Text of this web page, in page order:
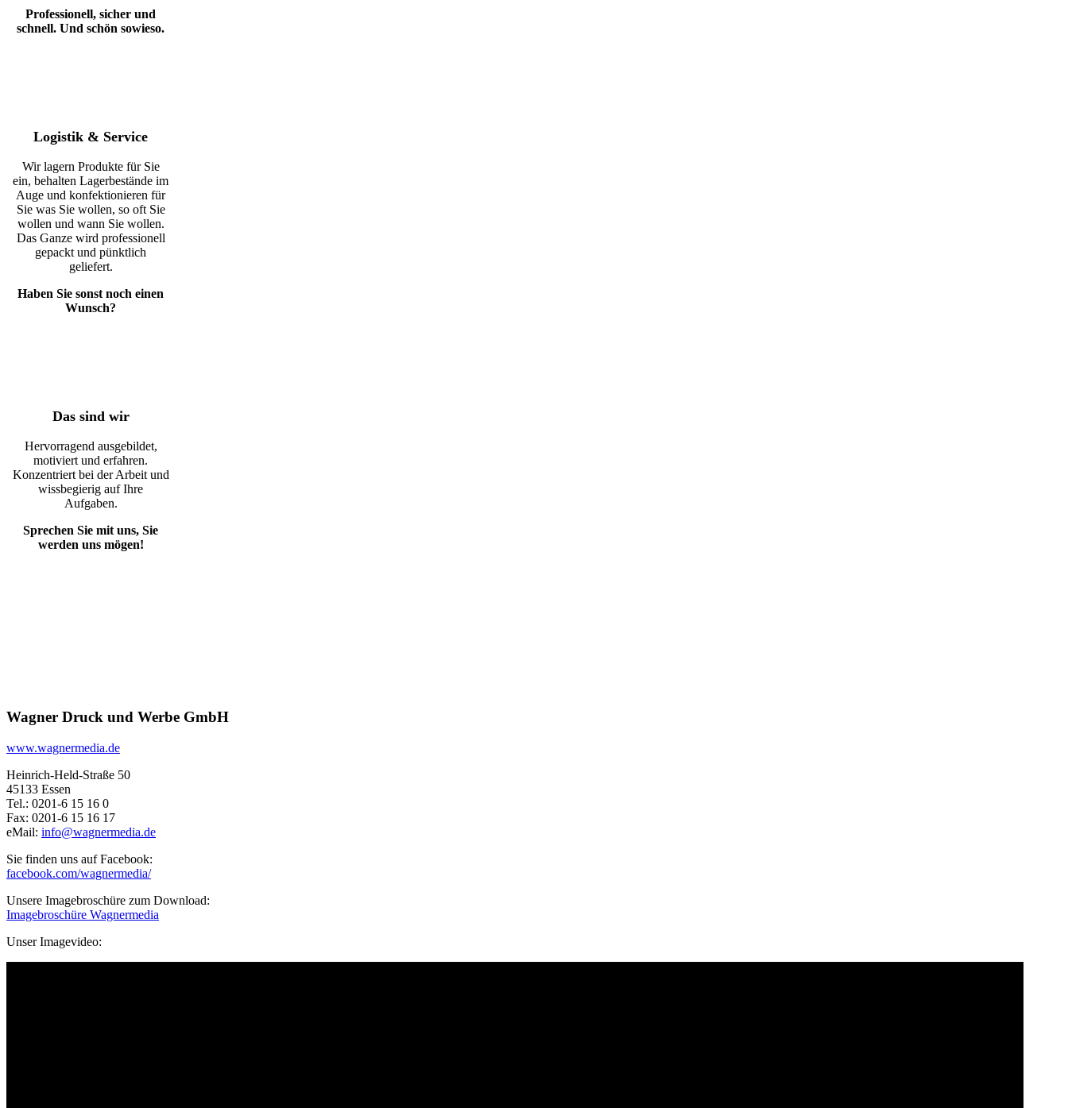
Professionell, sicher und
schnell. Und schön sowieso.
Logistik & Service
Wir lagern Produkte für Sie
ein, behalten Lagerbestände im
Auge und konfektionieren für
Sie was Sie wollen, so oft Sie
wollen und wann Sie wollen.
Das Ganze wird professionell
gepackt und pünktlich
geliefert.
Haben Sie sonst noch einen
Wunsch?
Das sind wir
Hervorragend ausgebildet,
motiviert und erfahren.
Konzentriert bei der Arbeit und
wissbegierig auf Ihre
Aufgaben.
Sprechen Sie mit uns, Sie
werden uns mögen!
Wagner Druck und Werbe GmbH
www.wagnermedia.de
Heinrich-Held-Straße 50
45133 Essen
Tel.: 0201-6 15 16 0
Fax: 0201-6 15 16 17
eMail: info@wagnermedia.de
Sie finden uns auf Facebook:
facebook.com/wagnermedia/
Unsere Imagebroschüre zum Download:
Imagebroschüre Wagnermedia
Unser Imagevideo: